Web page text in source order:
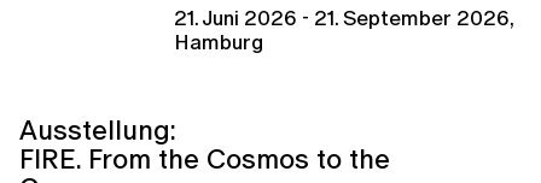
21. Juni 2026 - 21. September 2026,
Hamburg
Ausstellung:
FIRE. From the Cosmos to the